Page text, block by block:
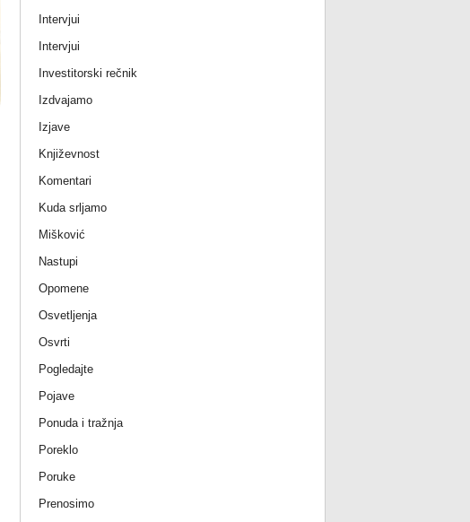
Intervjui
Intervjui
Investitorski rečnik
Izdvajamo
Izjave
Književnost
Komentari
Kuda srljamo
Mišković
Nastupi
Opomene
Osvetljenja
Osvrti
Pogledajte
Pojave
Ponuda i tražnja
Poreklo
Poruke
Prenosimo